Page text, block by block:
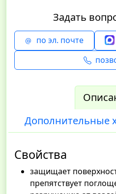
Задать
по эл. почте
Дополнительные
Свойства
защищает
препятствует